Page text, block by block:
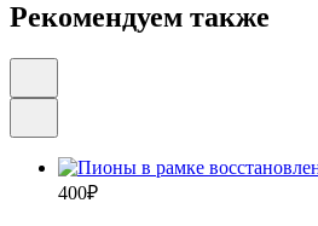
Рекомендуем также
400₽